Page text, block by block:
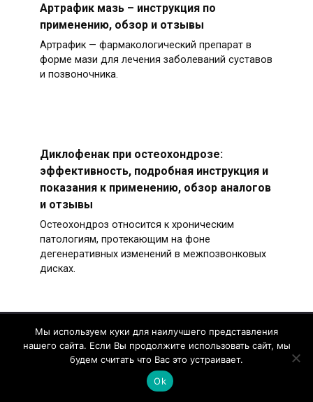
Артрафик мазь – инструкция по
применению, обзор и отзывы
Артрафик — фармакологический препарат в
форме мази для лечения заболеваний суставов
и позвоночника.
Диклофенак при остеохондрозе:
эффективность, подробная инструкция и
показания к применению, обзор аналогов
и отзывы
Остеохондроз относится к хроническим
патологиям, протекающим на фоне
дегенеративных изменений в межпозвонковых
дисках.
Этот сайт не имеет никакого отношения ни к
одной указанной на нем организации. Целью
Мы используем куки для наилучшего представления
нашего сайта. Если Вы продолжите использовать сайт, мы
будем считать что Вас это устраивает.
Ok